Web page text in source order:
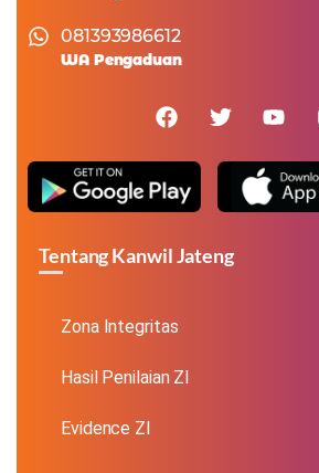
081393986612
WA Pengaduan
Tentang Kanwil Jateng
Zona Integritas
Hasil Penilaian ZI
Evidence ZI